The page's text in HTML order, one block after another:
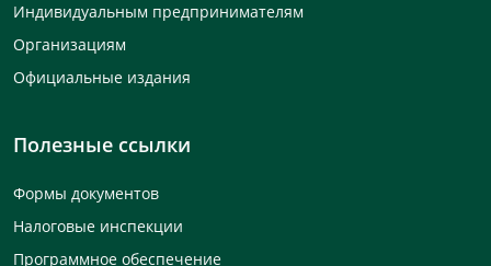
Индивидуальным предпринимателям
Организациям
Официальные издания
Полезные ссылки
Формы документов
Налоговые инспекции
Программное обеспечение